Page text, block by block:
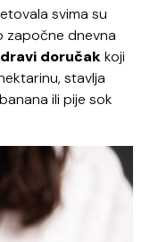
svima su
započne dnevna
doručakkoji
stavlja
ili pije sok